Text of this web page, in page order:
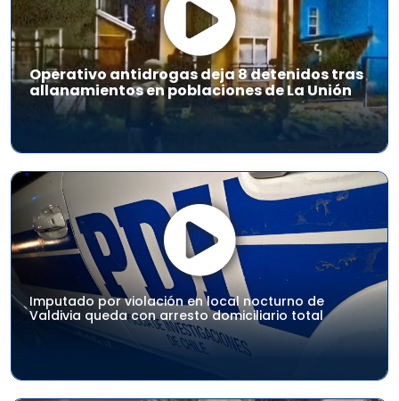
Operativo antidrogas deja 8 detenidos tras
allanamientos en poblaciones de La Unión
Imputado por violación en local nocturno de
Valdivia queda con arresto domiciliario total